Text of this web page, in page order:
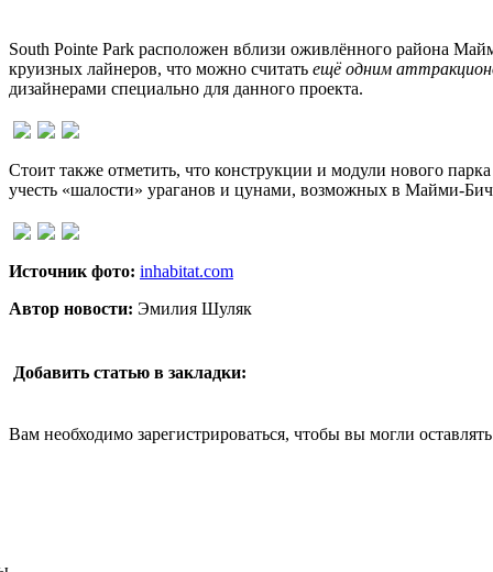
South Pointe Park расположен вблизи оживлённого района
круизных лайнеров, что можно считать ещё одним
дизайнерами специально для данного проекта.
Стоит также отметить, что конструкции и модули нового
учесть «шалости» ураганов и цунами, возможных в Майми-
Источник фото: inhabitat.com
Автор новости: Эмилия Шуляк
Добавить статью в закладки:
Вам необходимо зарегистрироваться, чтобы вы могли